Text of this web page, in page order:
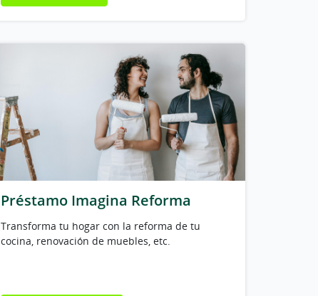
Préstamo Imagina Reforma
Transforma tu hogar con la reforma de tu
cocina, renovación de muebles, etc.